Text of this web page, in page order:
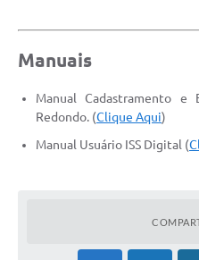
Ouvidoria
Transparência
Agenda
Manuais
Manual Cadastramento e
Redondo. (Clique Aqui)
Manual Usuário ISS Digital (